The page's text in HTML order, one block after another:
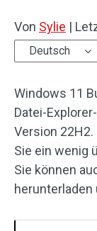
Von Sylie |
Deutsch
Windows 11
Datei-
Version
Sie ein wenig
Sie können
herunterladen